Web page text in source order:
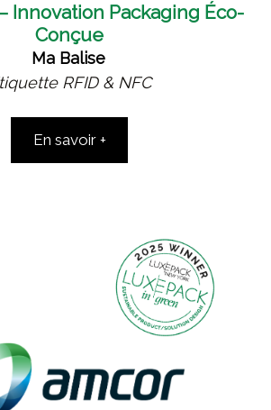
Innovation Packaging Éco-
Conçue
Ma Balise
RFID & NFC
En savoir +